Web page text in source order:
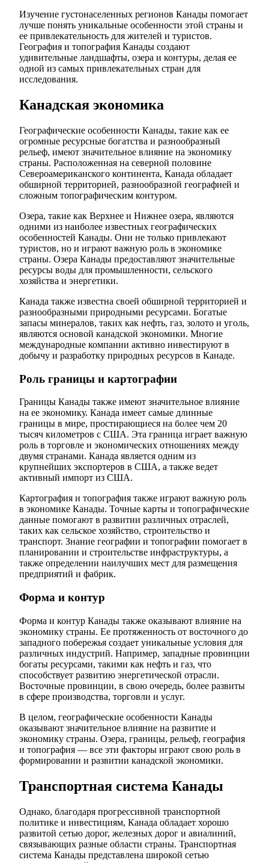
Изучение густонаселенных регионов Канады помогает
лучше понять уникальные особенности этой страны и
ее привлекательность для жителей и туристов.
География и топография Канады создают
удивительные ландшафты, озера и контуры, делая ее
одной из самых привлекательных стран для
исследования.
Канадская экономика
Географические особенности Канады, такие как ее
огромные ресурсные богатства и разнообразный
рельеф, имеют значительное влияние на экономику
страны. Расположенная на северной половине
Североамериканского континента, Канада обладает
обширной территорией, разнообразной географией и
сложным топографическим контуром.
Озера, такие как Верхнее и Нижнее озера, являются
одними из наиболее известных географических
особенностей Канады. Они не только привлекают
туристов, но и играют важную роль в экономике
страны. Озера Канады предоставляют значительные
ресурсы воды для промышленности, сельского
хозяйства и энергетики.
Канада также известна своей обширной территорией и
разнообразными природными ресурсами. Богатые
запасы минералов, таких как нефть, газ, золото и уголь,
являются основой канадской экономики. Многие
международные компании активно инвестируют в
добычу и разработку природных ресурсов в Канаде.
Роль границы и картографии
Границы Канады также имеют значительное влияние
на ее экономику. Канада имеет самые длинные
границы в мире, простирающиеся на более чем 20
тысяч километров с США. Эта граница играет важную
роль в торговле и экономических отношениях между
двумя странами. Канада является одним из
крупнейших экспортеров в США, а также ведет
активный импорт из США.
Картография и топография также играют важную роль
в экономике Канады. Точные карты и топографические
данные помогают в развитии различных отраслей,
таких как сельское хозяйство, строительство и
транспорт. Знание географии и топографии помогает в
планировании и строительстве инфраструктуры, а
также определении наилучших мест для размещения
предприятий и фабрик.
Форма и контур
Форма и контур Канады также оказывают влияние на
экономику страны. Ее протяженность от восточного до
западного побережья создает уникальные условия для
различных индустрий. Например, западные провинции
богаты ресурсами, такими как нефть и газ, что
способствует развитию энергетической отрасли.
Восточные провинции, в свою очередь, более развиты
в сфере производства, торговли и услуг.
В целом, географические особенности Канады
оказывают значительное влияние на развитие и
экономику страны. Озера, границы, рельеф, география
и топография — все эти факторы играют свою роль в
формировании и развитии канадской экономики.
Транспортная система Канады
Однако, благодаря прогрессивной транспортной
политике и инвестициям, Канада обладает хорошо
развитой сетью дорог, железных дорог и авиалиний,
связывающих разные области страны. Транспортная
система Канады представлена широкой сетью